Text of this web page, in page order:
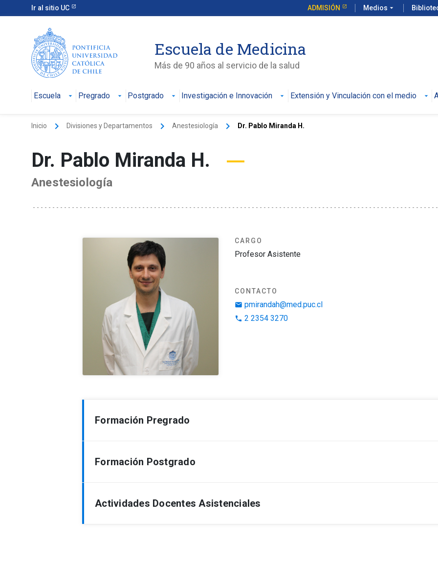
Ir al sitio UC ADMISIÓN Medios arrow_drop_down
Escuela de Medicina
Más de 90 años al servicio de la salud
Escuela Pregrado Postgrado Investigación e Innovación Extensión y Vinculación con el medio
Inicio keyboard_arrow_right Divisiones y Departamentos keyboard_arrow_right Anestesiología keyboard_arrow_right Dr. Pablo Miranda H.
Dr. Pablo Miranda H.
Anestesiología
CARGO
Profesor Asistente
CONTACTO
email pmirandah@med.puc.cl
phone 2 2354 3270
Formación Pregrado
Medico Cirujano, Pontificia Universidad Católica de Chile
Formación Postgrado
Especialización en Anestesiología, Pontificia Universidad Católica de Chile, Chile
Actividades Docentes Asistenciales